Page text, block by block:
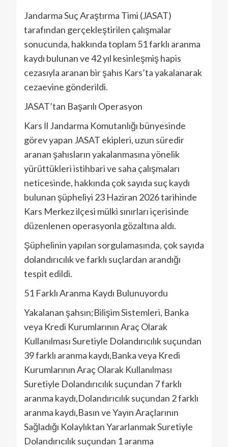
Jandarma Suç Araştırma Timi (JASAT)
tarafından gerçekleştirilen çalışmalar
sonucunda, hakkında toplam 51 farklı aranma
kaydı bulunan ve 42 yıl kesinleşmiş hapis
cezasıyla aranan bir şahıs Kars’ta yakalanarak
cezaevine gönderildi.
JASAT’tan Başarılı Operasyon
Kars İl Jandarma Komutanlığı bünyesinde
görev yapan JASAT ekipleri, uzun süredir
aranan şahısların yakalanmasına yönelik
yürüttükleri istihbari ve saha çalışmaları
neticesinde, hakkında çok sayıda suç kaydı
bulunan şüpheliyi 23 Haziran 2026 tarihinde
Kars Merkez ilçesi mülki sınırları içerisinde
düzenlenen operasyonla gözaltına aldı.
Şüphelinin yapılan sorgulamasında, çok sayıda
dolandırıcılık ve farklı suçlardan arandığı
tespit edildi.
51 Farklı Aranma Kaydı Bulunuyordu
Yakalanan şahsın;Bilişim Sistemleri, Banka
veya Kredi Kurumlarının Araç Olarak
Kullanılması Suretiyle Dolandırıcılık suçundan
39 farklı aranma kaydı,Banka veya Kredi
Kurumlarının Araç Olarak Kullanılması
Suretiyle Dolandırıcılık suçundan 7 farklı
aranma kaydı,Dolandırıcılık suçundan 2 farklı
aranma kaydı,Basın ve Yayın Araçlarının
Sağladığı Kolaylıktan Yararlanmak Suretiyle
Dolandırıcılık suçundan 1 aranma